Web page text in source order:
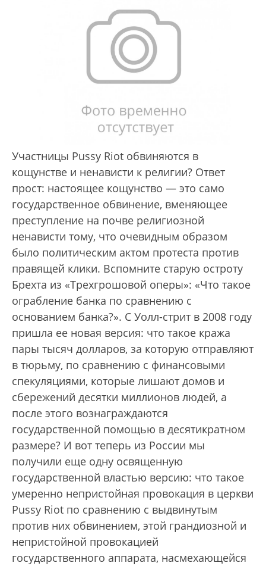
Участницы Pussy Riot обвиняются в
кощунстве и ненависти к религии? Ответ
прост: настоящее кощунство — это само
государственное обвинение, вменяющее
преступление на почве религиозной
ненависти тому, что очевидным образом
было политическим актом протеста против
правящей клики. Вспомните старую остроту
Брехта из «Трехгрошовой оперы»: «Что такое
ограбление банка по сравнению с
основанием банка?». С Уолл-стрит в 2008 году
пришла ее новая версия: что такое кража
пары тысяч долларов, за которую отправляют
в тюрьму, по сравнению с финансовыми
спекуляциями, которые лишают домов и
сбережений десятки миллионов людей, а
после этого вознаграждаются
государственной помощью в десятикратном
размере? И вот теперь из России мы
получили еще одну освященную
государственной властью версию: что такое
умеренно непристойная провокация в церкви
Pussy Riot по сравнению с выдвинутым
против них обвинением, этой грандиозной и
непристойной провокацией
государственного аппарата, насмехающейся